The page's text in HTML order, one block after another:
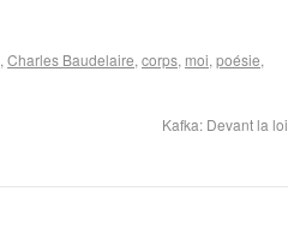
, Charles Baudelaire, corps, moi, poésie,
Kafka: Devant la loi